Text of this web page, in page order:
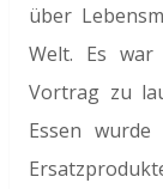
über
Welt. Es war
Vortrag zu
Essen